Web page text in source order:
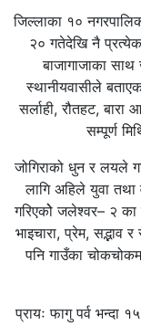
जिल्लाका १०
२० गतेदेखि नै
बाजागाजाका साथ
स्थानीयवासीले
सर्लाही, रौतहट,
सम्पूर्ण
जोगिराको धुन र लयले
लागि अहिले युवा तथा
गरिएकोे जलेश्वर– २ का
भाइचारा, प्रेम, सद्भाव
पनि गाउँका
प्रायः फागु पर्व भन्दा